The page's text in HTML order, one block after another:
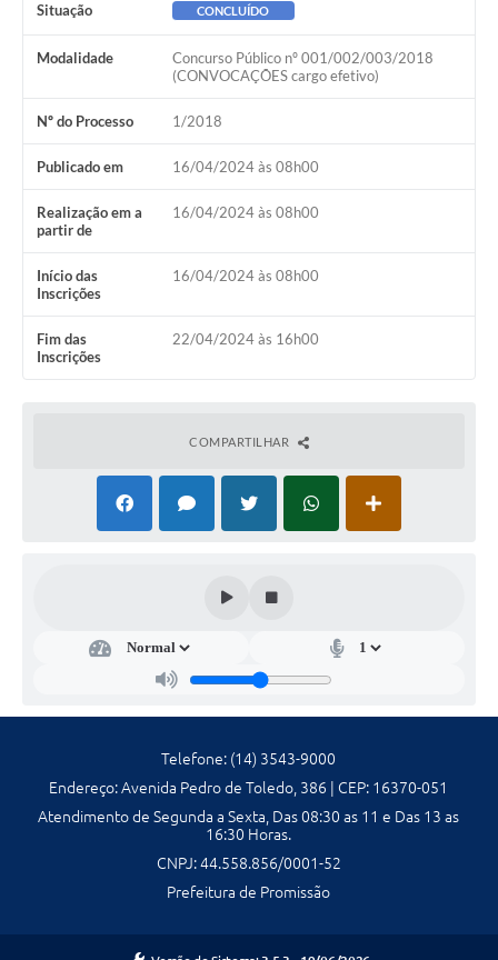
Orçamento Participativo 2026
Turismo
Lançadoria
Diário Oficial
Agenda
Reforma Agrária
Galeria de Vídeos
Contas Públicas
Situação CONCLUÍDO
Modalidade
Concurso Público nº 001/002/003/2018
(CONVOCAÇÕES cargo efetivo)
Nº do Processo 1/2018
Publicado em 16/04/2024 às 08h00
Realização em a
partir de
16/04/2024 às 08h00
Início das
Inscrições
16/04/2024 às 08h00
Fim das
Inscrições
22/04/2024 às 16h00
COMPARTILHAR
Telefone: (14) 3543-9000
Endereço: Avenida Pedro de Toledo, 386 | CEP: 16370-051
Atendimento de Segunda a Sexta, Das 08:30 as 11 e Das 13 as
16:30 Horas.
CNPJ: 44.558.856/0001-52
Prefeitura de Promissão